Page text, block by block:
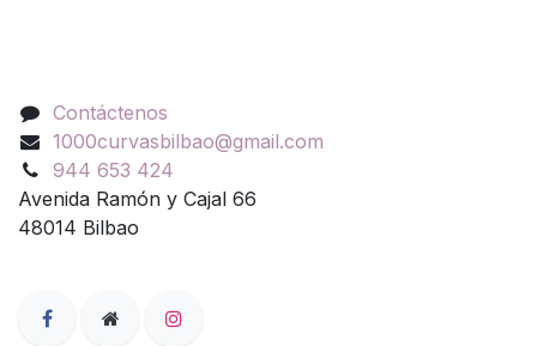
Contáctenos
1000curvasbilbao@gmail.com
944 653 424
Avenida Ramón y Cajal 66
48014 Bilbao